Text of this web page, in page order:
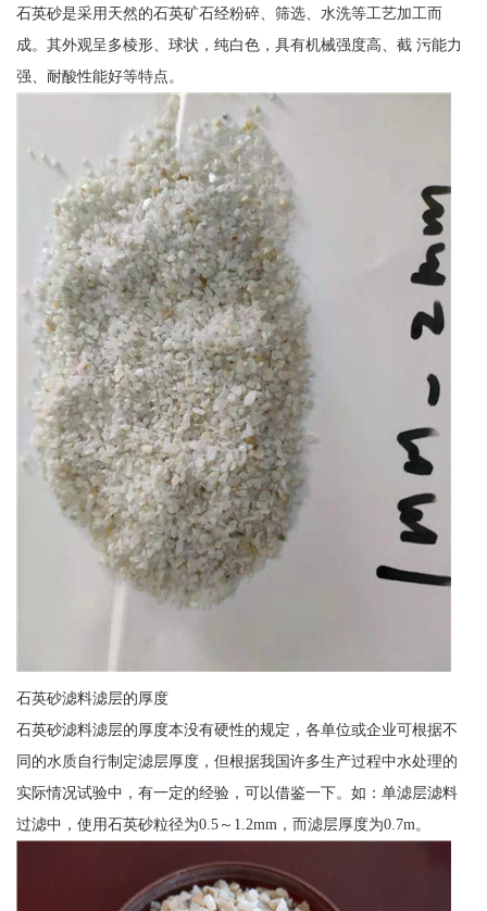
石英砂是采用天然的石英矿石经粉碎、筛选、水洗等工艺加工而
成。其外观呈多棱形、球状，纯白色，具有机械强度高、截 污能力
强、耐酸性能好等特点。
石英砂滤料滤层的厚度
石英砂滤料滤层的厚度本没有硬性的规定，各单位或企业可根据不
同的水质自行制定滤层厚度，但根据我国许多生产过程中水处理的
实际情况试验中，有一定的经验，可以借鉴一下。如：单滤层滤料
过滤中，使用石英砂粒径为0.5～1.2mm，而滤层厚度为0.7m。